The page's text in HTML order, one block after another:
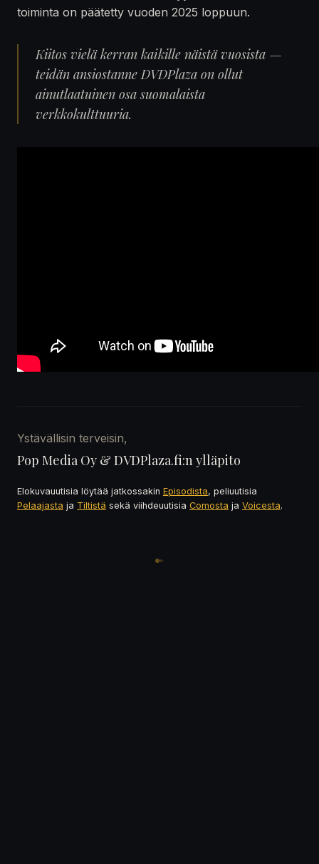
toiminta on päätetty vuoden 2025 loppuun.
Kiitos vielä kerran kaikille näistä vuosista —
teidän ansiostanne DVDPlaza on ollut
ainutlaatuinen osa suomalaista
verkkokulttuuria.
Ystävällisin terveisin,
Pop Media Oy & DVDPlaza.fi:n ylläpito
Elokuvauutisia löytää jatkossakin Episodista, peliuutisia
Pelaajasta ja Tiltistä sekä viihdeuutisia Comosta ja Voicesta.